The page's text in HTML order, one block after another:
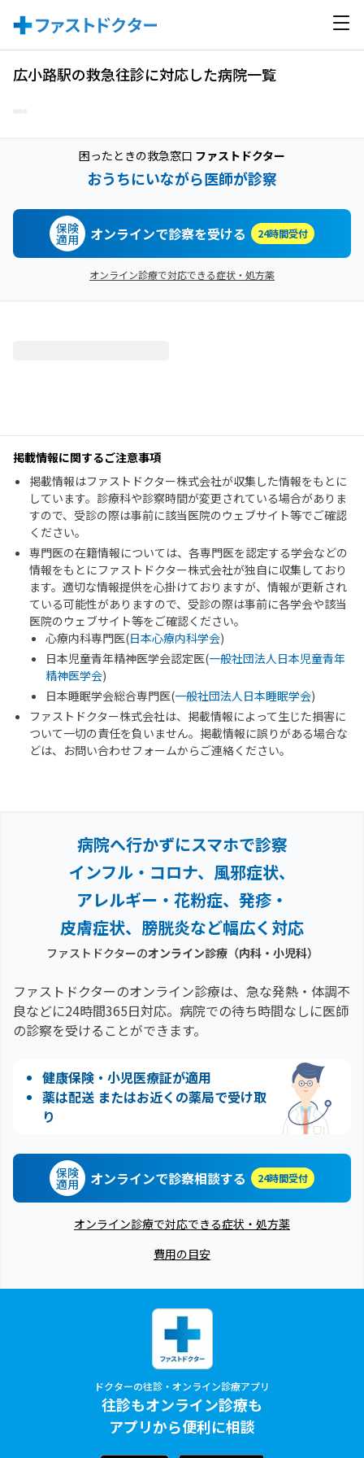
広小路駅の救急往診に対応した病院一覧
困ったときの救急窓口 ファストドクター
おうちにいながら医師が診察
保険
適用 オンラインで診察を受ける 24時間受付
オンライン診療で対応できる症状・処方薬
掲載情報に関するご注意事項
掲載情報はファストドクター株式会社が収集した情報をもとに
しています。診療科や診察時間が変更されている場合がありま
すので、受診の際は事前に該当医院のウェブサイト等でご確認
ください。
専門医の在籍情報については、各専門医を認定する学会などの
情報をもとにファストドクター株式会社が独自に収集しており
ます。適切な情報提供を心掛けておりますが、情報が更新され
ている可能性がありますので、受診の際は事前に各学会や該当
医院のウェブサイト等をご確認ください。
心療内科専門医(日本心療内科学会)
日本児童青年精神医学会認定医(一般社団法人日本児童青年
精神医学会)
日本睡眠学会総合専門医(一般社団法人日本睡眠学会)
ファストドクター株式会社は、掲載情報によって生じた損害に
ついて一切の責任を負いません。掲載情報に誤りがある場合な
どは、お問い合わせフォームからご連絡ください。
病院へ行かずにスマホで診察
インフル・コロナ、風邪症状、
アレルギー・花粉症、 発疹・
皮膚症状、膀胱炎など幅広く対応
ファストドクターのオンライン診療（内科・小児科）
ファストドクターのオンライン診療は、急な発熱・体調不
良などに24時間365日対応。 病院での待ち時間なしに医師
の診察を受けることができます。
健康保険・小児医療証が適用
薬は配送 またはお近くの薬局で受け取
り
保険
適用 オンラインで診察相談する 24時間受付
オンライン診療で対応できる症状・処方薬
費用の目安
ドクターの往診・オンライン診療アプリ
往診もオンライン診療も
アプリから便利に相談